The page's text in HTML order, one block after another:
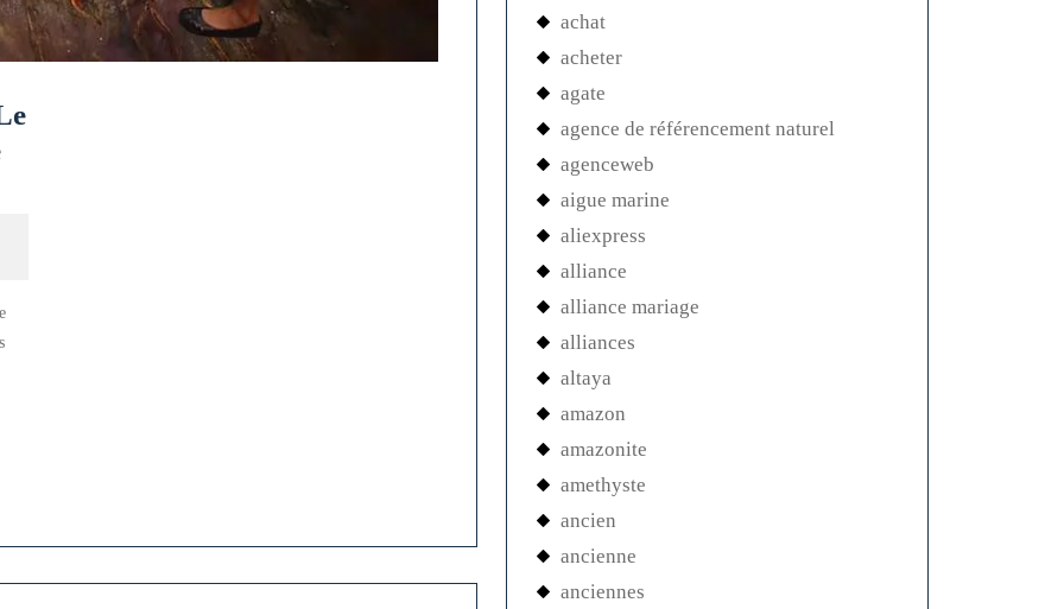
achat
acheter
agate
agence de référencement naturel
agenceweb
aigue marine
aliexpress
alliance
alliance mariage
alliances
altaya
amazon
amazonite
amethyste
ancien
ancienne
anciennes